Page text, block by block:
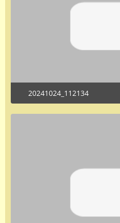
20241024_112134
October 24, 2024 at 2:11 PM